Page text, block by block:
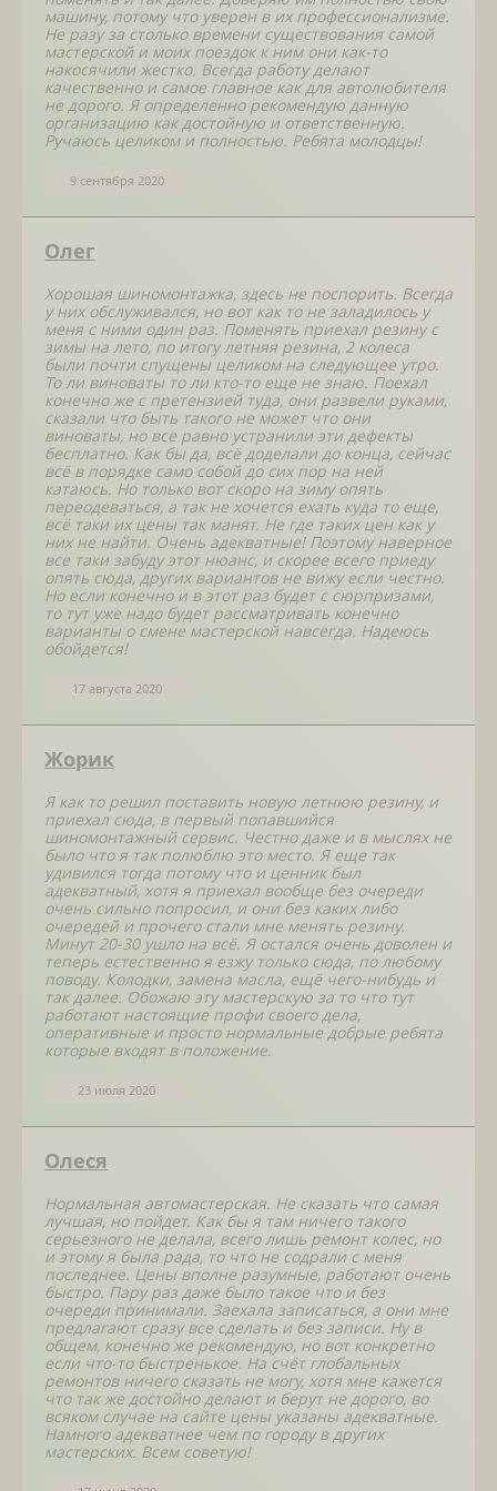
машину, потому что уверен в их профессионализме.
Не разу за столько времени существования самой
мастерской и моих поездок к ним они как-то
накосячили жестко. Всегда работу делают
качественно и самое главное как для автолюбителя
не дорого. Я определенно рекомендую данную
организацию как достойную и ответственную.
Ручаюсь целиком и полностью. Ребята молодцы!
9 сентября 2020
Олег
Хорошая шиномонтажка, здесь не поспорить. Всегда
у них обслуживался, но вот как то не заладилось у
меня с ними один раз. Поменять приехал резину с
зимы на лето, по итогу летняя резина, 2 колеса
были почти спущены целиком на следующее утро.
То ли виноваты то ли кто-то еще не знаю. Поехал
конечно же с претензией туда, они развели руками,
сказали что быть такого не может что они
виноваты, но все равно устранили эти дефекты
бесплатно. Как бы да, всё доделали до конца, сейчас
всё в порядке само собой до сих пор на ней
катаюсь. Но только вот скоро на зиму опять
переодеваться, а так не хочется ехать куда то еще,
всё таки их цены так манят. Не где таких цен как у
них не найти. Очень адекватные! Поэтому наверное
все таки забуду этот нюанс, и скорее всего приеду
опять сюда, других вариантов не вижу если честно.
Но если конечно и в этот раз будет с сюрпризами,
то тут уже надо будет рассматривать конечно
варианты о смене мастерской навсегда. Надеюсь
обойдется!
17 августа 2020
Жорик
Я как то решил поставить новую летнюю резину, и
приехал сюда, в первый попавшийся
шиномонтажный сервис. Честно даже и в мыслях не
было что я так полюблю это место. Я еще так
удивился тогда потому что и ценник был
адекватный, хотя я приехал вообще без очереди
очень сильно попросил, и они без каких либо
очередей и прочего стали мне менять резину.
Минут 20-30 ушло на всё. Я остался очень доволен и
теперь естественно я езжу только сюда, по любому
поводу. Колодки, замена масла, ещё чего-нибудь и
так далее. Обожаю эту мастерскую за то что тут
работают настоящие профи своего дела,
оперативные и просто нормальные добрые ребята
которые входят в положение.
23 июля 2020
Олеся
Нормальная автомастерская. Не сказать что самая
лучшая, но пойдет. Как бы я там ничего такого
серьезного не делала, всего лишь ремонт колес, но
и этому я была рада, то что не содрали с меня
последнее. Цены вполне разумные, работают очень
быстро. Пару раз даже было такое что и без
очереди принимали. Заехала записаться, а они мне
предлагают сразу все сделать и без записи. Ну в
общем, конечно же рекомендую, но вот конкретно
если что-то быстренькое. На счёт глобальных
ремонтов ничего сказать не могу, хотя мне кажется
что так же достойно делают и берут не дорого, во
всяком случае на сайте цены указаны адекватные.
Намного адекватнее чем по городу в других
мастерских. Всем советую!